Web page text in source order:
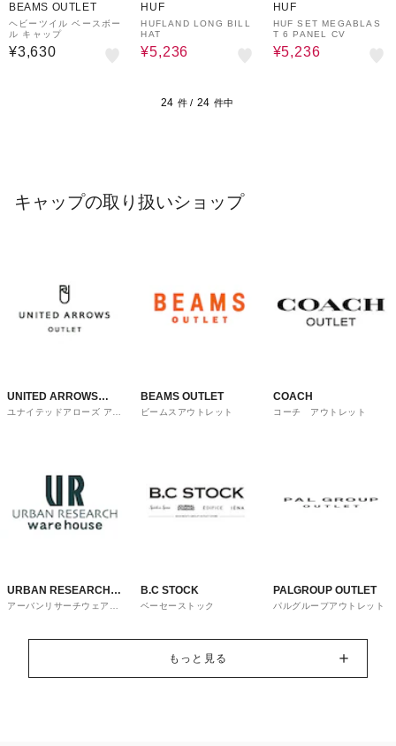
BEAMS OUTLET
ヘビーツイル ベースボー
ル キャップ
¥3,630
HUF
HUFLAND LONG BILL
HAT
¥5,236
HUF
HUF SET MEGABLAS
T 6 PANEL CV
¥5,236
24 件 / 24 件中
キャップの取り扱いショップ
UNITED ARROWS
OUTLET
ユナイテッドアローズ アウ
BEAMS OUTLET
ビームスアウトレット
COACH
コーチ アウトレット
URBAN RESEARCH
ware house
アーバンリサーチウェアハ
B.C STOCK
ベーセーストック
PALGROUP OUTLET
パルグループアウトレット
もっと見る